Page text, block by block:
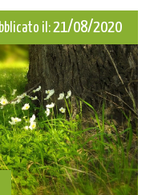
il:21/08/2020